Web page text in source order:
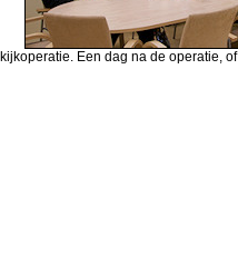
Een dag na de operatie, of